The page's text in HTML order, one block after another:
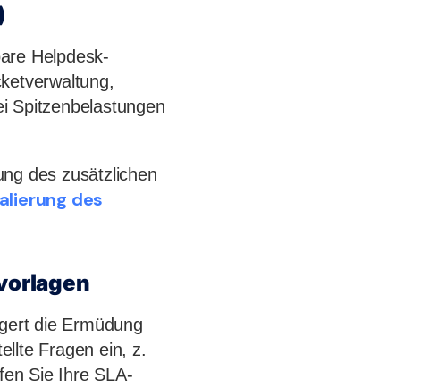
Helpdesk-
Spitzenbelastungen
des zusätzlichen
des
die Ermüdung
Fragen ein, z.
Sie Ihre SLA-